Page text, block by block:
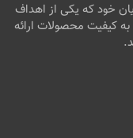
خود که یکی از اهداف
کیفیت محصولات ارائه